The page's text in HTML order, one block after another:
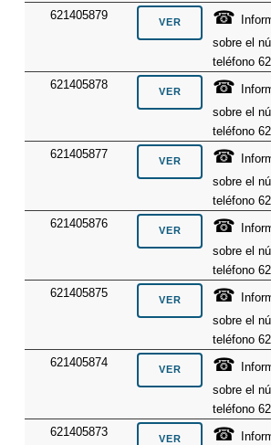
621405879
☎
sobre el
teléfono
621405878
☎
sobre el
teléfono
621405877
☎
sobre el
teléfono
621405876
☎
sobre el
teléfono
621405875
☎
sobre el
teléfono
621405874
☎
sobre el
teléfono
621405873
☎